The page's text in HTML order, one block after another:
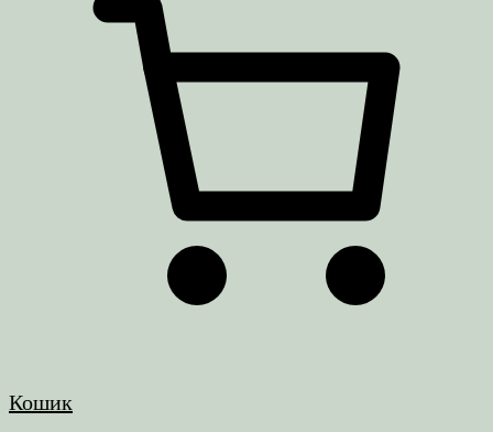
Кошик